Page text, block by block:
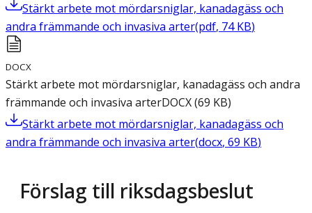
Stärkt arbete mot mördarsniglar, kanadagäss och
andra främmande och invasiva arter(pdf, 74 KB)
DOCX
Stärkt arbete mot mördarsniglar, kanadagäss och andra
främmande och invasiva arterDOCX(69 KB)
Stärkt arbete mot mördarsniglar, kanadagäss och
andra främmande och invasiva arter(docx, 69 KB)
Förslag till riksdagsbeslut